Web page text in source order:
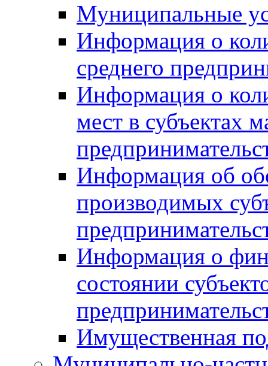
Муниципальные
Информация о
среднего
Информация о
мест в субъектах
Информация об
производимых
Информация о
состоянии
Имущественная